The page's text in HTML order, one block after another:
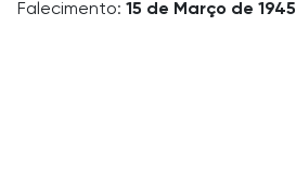
Falecimento: 15 de Março de 1945